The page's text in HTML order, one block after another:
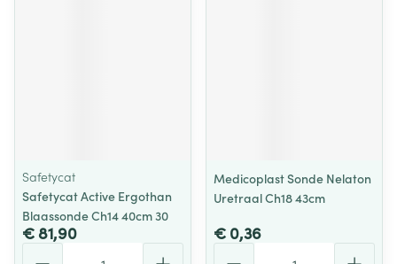
Safetycat
Safetycat Active Ergothan
Blaassonde Ch14 40cm 30
€ 81,90
Medicoplast Sonde Nelaton
Uretraal Ch18 43cm
€ 0,36